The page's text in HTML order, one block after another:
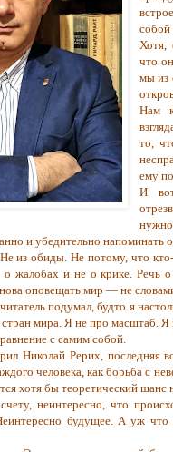
Хотя,
что
мы из
Нам
то,
ему
И
и убедительно напоминать
из обиды. Не потому, что
о жалобах и не о крике. Речь
оповещать мир — не
подумал, будто я
мира. Я не про масштаб.
с самим собой.
Николай Рерих,
человека, как борьба с
хотя бы теоретический шанс
неинтересно, что
будущее. А уж